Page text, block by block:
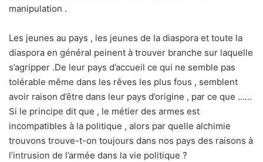
manipulation .
Les jeunes au pays , les jeunes de la diaspora et toute la
diaspora en général peinent à trouver branche sur laquelle
s’agripper .De leur pays d’accueil ce qui ne semble pas
tolérable même dans les rêves les plus fous , semblent
avoir raison d’être dans leur pays d’origine , par ce que ……
Si le principe dit que , le métier des armes est
incompatibles à la politique , alors par quelle alchimie
trouvons trouve-t-on toujours dans nos pays des raisons à
l’intrusion de l’armée dans la vie politique ?